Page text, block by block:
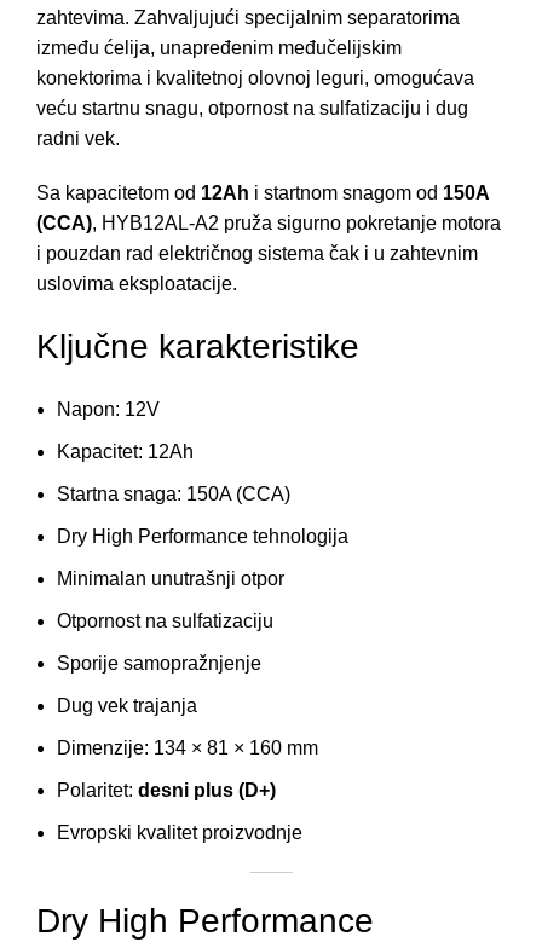
zahtevima. Zahvaljujući specijalnim separatorima
između ćelija, unapređenim međučelijskim
konektorima i kvalitetnoj olovnoj leguri, omogućava
veću startnu snagu, otpornost na sulfatizaciju i dug
radni vek.
Sa kapacitetom od 12Ah i startnom snagom od 150A
(CCA), HYB12AL-A2 pruža sigurno pokretanje motora
i pouzdan rad električnog sistema čak i u zahtevnim
uslovima eksploatacije.
Ključne karakteristike
Napon: 12V
Kapacitet: 12Ah
Startna snaga: 150A (CCA)
Dry High Performance tehnologija
Minimalan unutrašnji otpor
Otpornost na sulfatizaciju
Sporije samopražnjenje
Dug vek trajanja
Dimenzije: 134 × 81 × 160 mm
Polaritet: desni plus (D+)
Evropski kvalitet proizvodnje
Dry High Performance